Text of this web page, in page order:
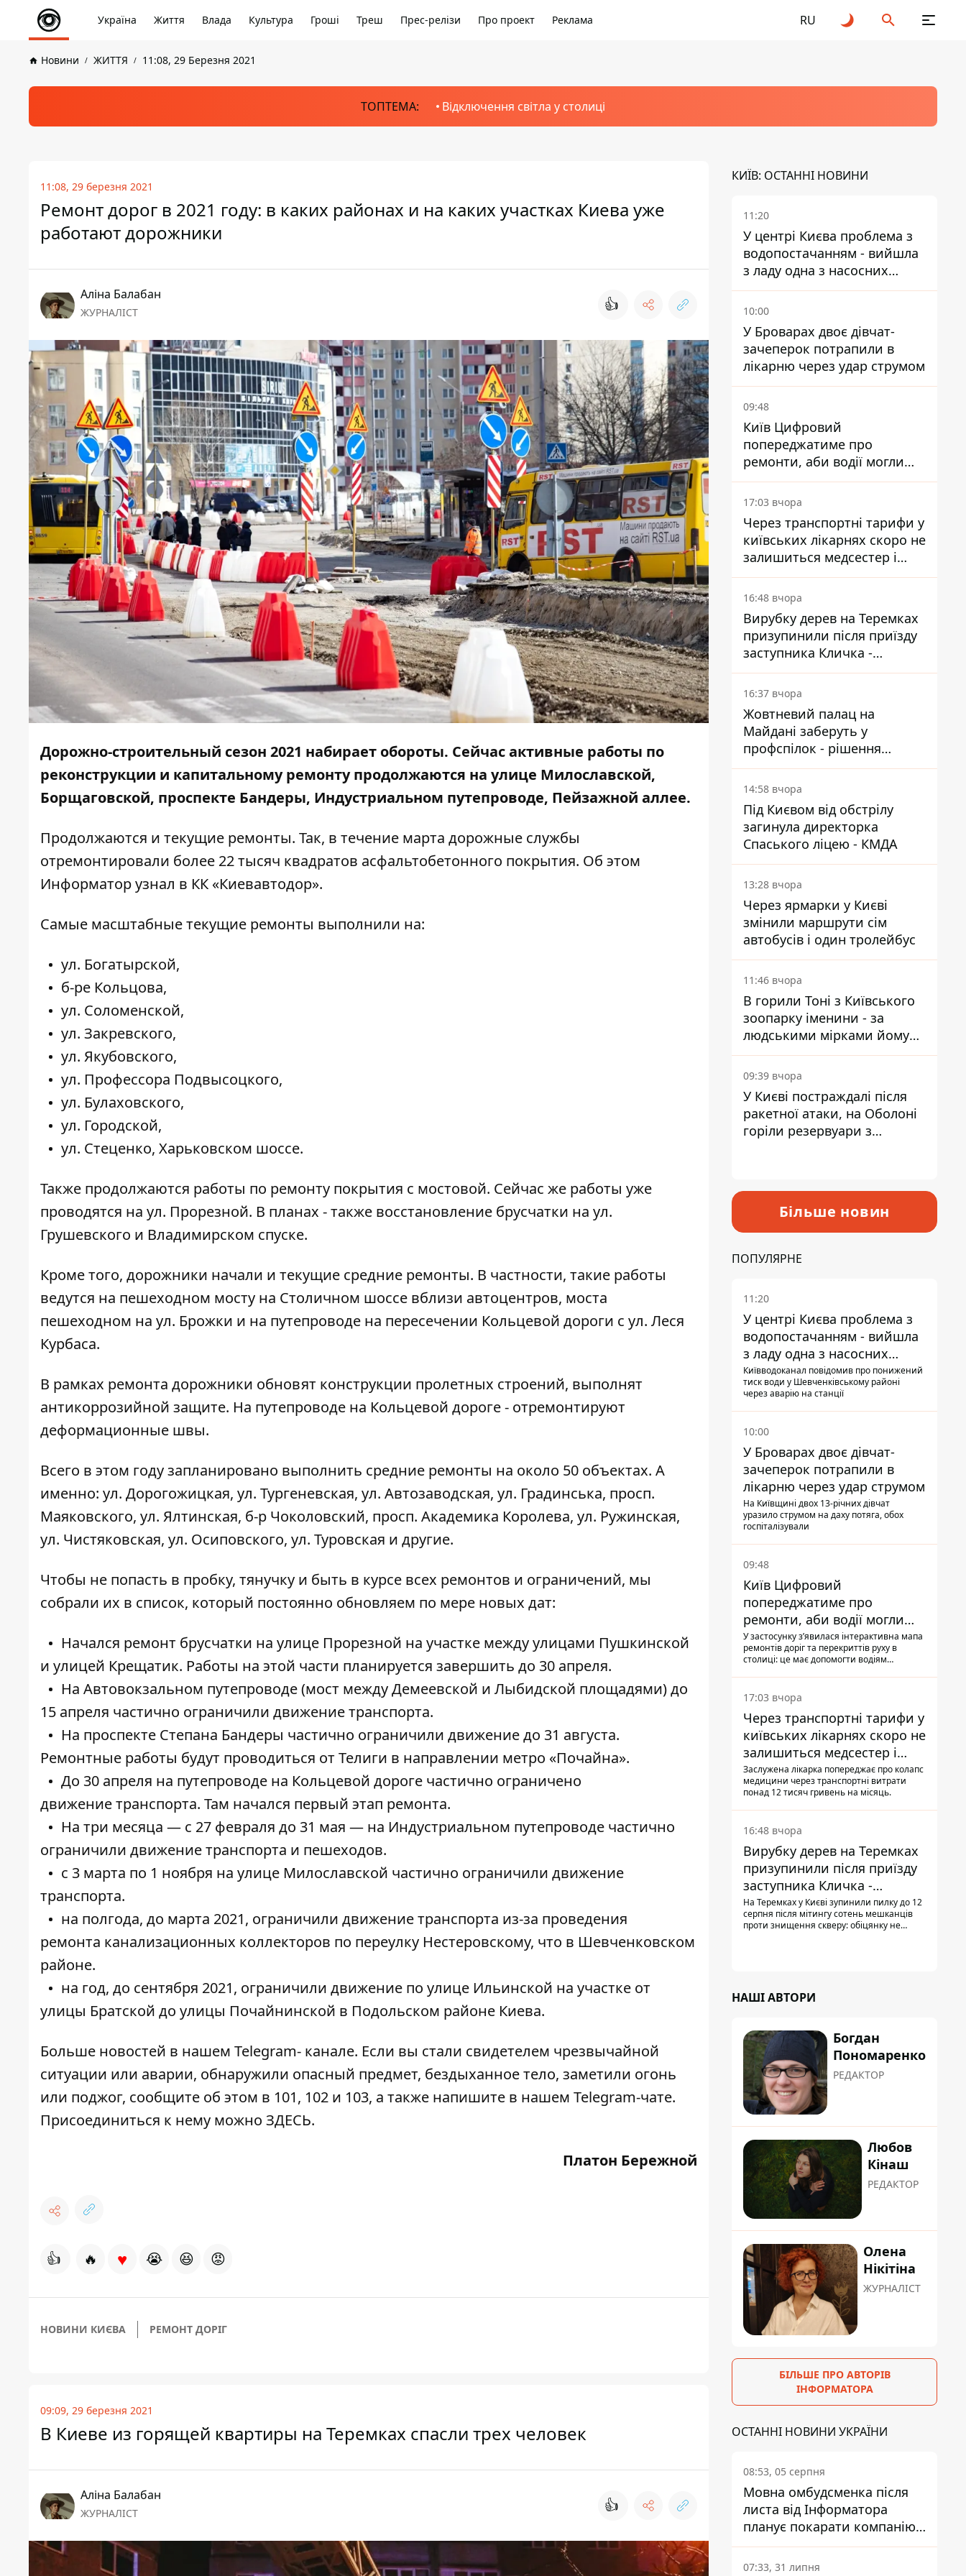
Україна Життя Влада Культура Гроші Треш Прес-релізи Про проект Реклама RU
Новини ЖИТТЯ 11:08, 29 Березня 2021
ТОПТЕМА: Відключення світла у столиці
11:08, 29 березня 2021
Ремонт дорог в 2021 году: в каких районах и на каких участках Киева уже
работают дорожники
Аліна Балабан
ЖУРНАЛІСТ 👍
Дорожно-строительный сезон 2021 набирает обороты. Сейчас активные работы по
реконструкции и капитальному ремонту продолжаются на улице Милославской,
Борщаговской, проспекте Бандеры, Индустриальном путепроводе, Пейзажной аллее.
Продолжаются и текущие ремонты. Так, в течение марта дорожные службы
отремонтировали более 22 тысяч квадратов асфальтобетонного покрытия. Об этом
Информаторузнал в КК «Киевавтодор».
Самые масштабные текущие ремонты выполнили на:
ул. Богатырской,
б-ре ​​Кольцова,
ул. Соломенской,
ул. Закревского,
ул. Якубовского,
ул. Профессора Подвысоцкого,
ул. Булаховского,
ул. Городской,
ул. Стеценко, Харьковском шоссе.
Также продолжаются работы по ремонту покрытия с мостовой. Сейчас же работы уже
проводятся на ул. Прорезной. В планах - также восстановление брусчатки на ул.
Грушевского и Владимирском спуске.
Кроме того, дорожники начали и текущие средние ремонты. В частности, такие работы
ведутся на пешеходном мосту на Столичном шоссе вблизи автоцентров, моста
пешеходном на ул. Брожки и на путепроводе на пересечении Кольцевой дороги с ул. Леся
Курбаса.
В рамках ремонта дорожники обновят конструкции пролетных строений, выполнят
антикоррозийной защите. На путепроводе на Кольцевой дороге - отремонтируют
деформационные швы.
Всего в этом году запланировано выполнить средние ремонты на около 50 объектах. А
именно: ул. Дорогожицкая, ул. Тургеневская, ул. Автозаводская, ул. Градинська, просп.
Маяковского, ул. Ялтинская, б-р Чоколовский, просп. Академика Королева, ул. Ружинская,
ул. Чистяковская, ул. Осиповского, ул. Туровская и другие.
Чтобы не попасть в пробку, тянучку и быть в курсе всех ремонтов и ограничений, мы
собрали их в список, который постоянно обновляем по мере новых дат:
Начался ремонт брусчатки на улице Прорезной на участке между улицами Пушкинской
и улицей Крещатик. Работы на этой части планируется завершить до 30 апреля.
На Автовокзальном путепроводе (мост между Демеевской и Лыбидской площадями) до
15 апреля частично ограничили движение транспорта.
На проспекте Степана Бандеры частично ограничили движение до 31 августа.
Ремонтные работы будут проводиться от Телиги в направлении метро «Почайна».
До 30 апреля на путепроводе на Кольцевой дороге частично ограничено
движениетранспорта. Там начался первый этап ремонта.
На три месяца — с 27 февраля до 31 мая — на Индустриальном путепроводе частично
ограничили движение транспорта и пешеходов.
с 3 марта по 1 ноября на улице Милославской частично ограничили движение
транспорта.
на полгода, до марта 2021, ограничили движение транспорта из-за проведения
ремонта канализационных коллекторов по переулку Нестеровскому, что в Шевченковском
районе.
на год, до сентября 2021, ограничили движение по улице Ильинской на участке от
улицы Братской до улицы Почайнинской в ​​Подольском районе Киева.
Больше новостей в нашем Telegram- канале. Если вы стали свидетелем чрезвычайной
ситуации или аварии, обнаружили опасный предмет, бездыханное тело, заметили огонь
или поджог, сообщите об этом в 101, 102 и 103, а также напишите в нашем Telegram-чате.
Присоединиться к нему можно ЗДЕСЬ.
Платон Бережной
👍 🔥 ♥ 😭 😆 😡
НОВИНИ КИЄВА РЕМОНТ ДОРІГ
09:09, 29 березня 2021
В Киеве из горящей квартиры на Теремках спасли трех человек
Аліна Балабан
ЖУРНАЛІСТ 👍
КИЇВ: ОСТАННІ НОВИНИ
11:20
У центрі Києва проблема з
водопостачанням - вийшла
з ладу одна з насосних
станцій
10:00
У Броварах двоє дівчат-
зачеперок потрапили в
лікарню через удар струмом
09:48
Київ Цифровий
попереджатиме про
ремонти, аби водії могли
уникати ділянок із заторами
17:03 вчора
Через транспортні тарифи у
київських лікарнях скоро не
залишиться медсестер і
санітарок - професор
Голубовська
16:48 вчора
Вирубку дерев на Теремках
призупинили після приїзду
заступника Кличка -
почався діалог
16:37 вчора
Жовтневий палац на
Майдані заберуть у
профспілок - рішення
Господарського суду
14:58 вчора
Під Києвом від обстрілу
загинула директорка
Спаського ліцею - КМДА
13:28 вчора
Через ярмарки у Києві
змінили маршрути сім
автобусів і один тролейбус
11:46 вчора
В горили Тоні з Київського
зоопарку іменини - за
людськими мірками йому
вже понад 90 років
09:39 вчора
У Києві постраждалі після
ракетної атаки, на Оболоні
горіли резервуари з
Більше новин
ПОПУЛЯРНЕ
11:20
У центрі Києва проблема з
водопостачанням - вийшла
з ладу одна з насосних
станцій
Київводоканал повідомив про понижений
тиск води у Шевченківському районі
через аварію на станції
10:00
У Броварах двоє дівчат-
зачеперок потрапили в
лікарню через удар струмом
На Київщині двох 13-річних дівчат
уразило струмом на даху потяга, обох
госпіталізували
09:48
Київ Цифровий
попереджатиме про
ремонти, аби водії могли
уникати ділянок із заторами
У застосунку зʼявилася інтерактивна мапа
ремонтів доріг та перекриттів руху в
столиці: це має допомогти водіям
17:03 вчора
Через транспортні тарифи у
київських лікарнях скоро не
залишиться медсестер і
санітарок - професор
Голубовська
Заслужена лікарка попереджає про колапс
медицини через транспортні витрати
понад 12 тисяч гривень на місяць.
16:48 вчора
Вирубку дерев на Теремках
призупинили після приїзду
заступника Кличка -
почався діалог
На Теремках у Києві зупинили пилку до 12
серпня після мітингу сотень мешканців
проти знищення скверу: обіцянку не
НАШІ АВТОРИ
Богдан
Пономаренко
РЕДАКТОР
Любов
Кінаш
РЕДАКТОР
Олена
Нікітіна
ЖУРНАЛІСТ
БІЛЬШЕ ПРО АВТОРІВ
ІНФОРМАТОРА
ОСТАННІ НОВИНИ УКРАЇНИ
08:53, 05 серпня
Мовна омбудсменка після
листа від Інформатора
планує покарати компанію-
підрядника ПриватБанку
07:33, 31 липня